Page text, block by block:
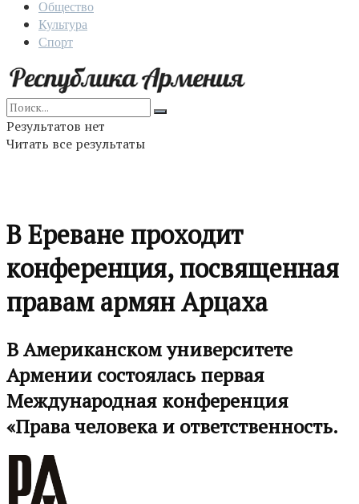
Общество
Культура
Спорт
Результатов нет
Читать все результаты
В Ереване проходит
конференция, посвященная
правам армян Арцаха
В Американском университете
Армении состоялась первая
Международная конференция
«Права человека и ответственность.